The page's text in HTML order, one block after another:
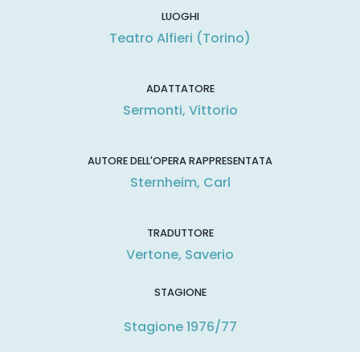
LUOGHI
Teatro Alfieri (Torino)
ADATTATORE
Sermonti, Vittorio
AUTORE DELL'OPERA RAPPRESENTATA
Sternheim, Carl
TRADUTTORE
Vertone, Saverio
STAGIONE
Stagione 1976/77